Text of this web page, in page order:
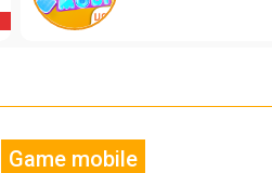
Game mobile